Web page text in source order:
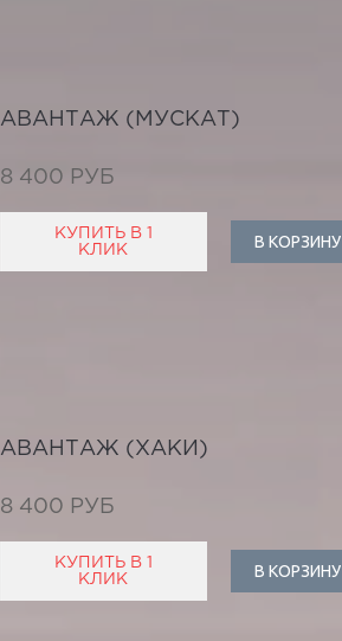
АВАНТАЖ (МУСКАТ)
8 400 РУБ
КУПИТЬ В 1
КЛИК
В КОРЗИНУ
АВАНТАЖ (ХАКИ)
8 400 РУБ
КУПИТЬ В 1
КЛИК
В КОРЗИНУ